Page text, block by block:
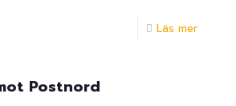
Läs mer
Postnord